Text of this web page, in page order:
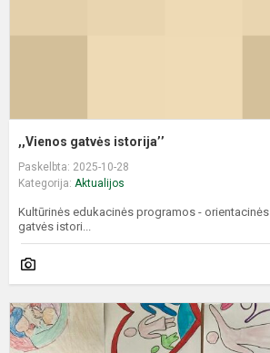
,,Vienos gatvės istorija’’
Paskelbta: 2025-10-28
Kategorija: Aktualijos
Kultūrinės edukacinės programos -
gatvės istori...